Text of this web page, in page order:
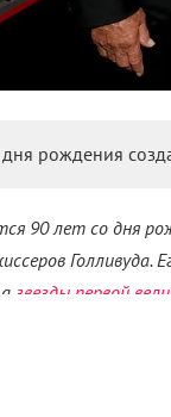
рождения
90 лет со дня
Голливуда.
звезды первой